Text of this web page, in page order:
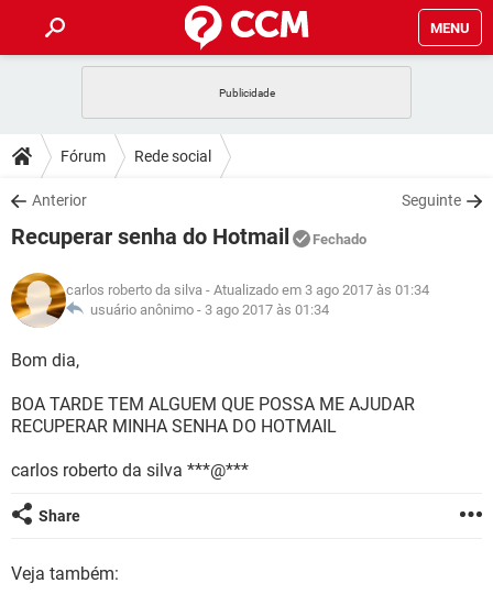
MENU
CELULAR
OUTLOOK
INSTAGRAM GMAIL
GUIA DE COMPRAS
DICAS
JOGOS
INSTAGRAM GMAIL
GUIA DE COMPRAS
DOWNLOADS
JOGOS WHATSAPP
CELULAR
OUTLOOK EXCEL
INSTAGRAM
FÓRUM
JOGOS WHATSAPP
CELULAR
OUTLOOK
INSTAGRAM GMAIL
GLOSSÁRIO
JOGOS
OUTLOOK EXCEL
INSTAGRAM
GUIA DE COMPRAS
Fórum Rede social
Anterior Seguinte
Recuperar senha do Hotmail Fechado
carlos roberto da silva - Atualizado em 3 ago 2017 às 01:34
usuário anônimo - 3 ago 2017 às 01:34
Bom dia,
BOA TARDE TEM ALGUEM QUE POSSA ME AJUDAR
RECUPERAR MINHA SENHA DO HOTMAIL
carlos roberto da silva ***@***
Share
Veja também: